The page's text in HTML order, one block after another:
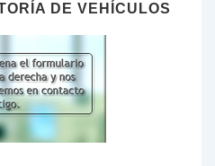
DE VEHÍCULOS